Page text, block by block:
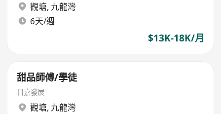
觀塘, 九龍灣
6天/週
$13K-18K/月
甜品師傅/學徒
日嘉發展
觀塘, 九龍灣